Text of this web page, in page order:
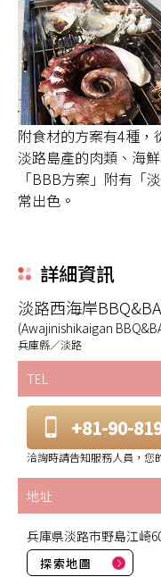
附食材的方案有4種，
淡路島產的肉類、海
「BBB方案」附有「
常出色。
詳細資訊
淡路西海岸
(Awajinishikaigan
兵庫縣／淡路
TEL
+81-90-
洽詢時請告知服務人員，您
地址
兵庫県淡路市野島江崎
探索地圖